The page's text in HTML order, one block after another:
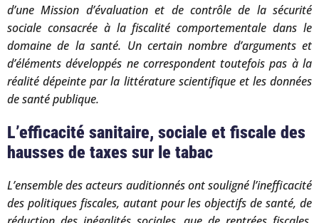
d’une Mission d’évaluation et de contrôle de la sécurité
sociale consacrée à la fiscalité comportementale dans le
domaine de la santé. Un certain nombre d’arguments et
d’éléments développés ne correspondent toutefois pas à la
réalité dépeinte par la littérature scientifique et les données
de santé publique.
L’efficacité sanitaire, sociale et fiscale des
hausses de taxes sur le tabac
L’ensemble des acteurs auditionnés ont souligné l’inefficacité
des politiques fiscales, autant pour les objectifs de santé, de